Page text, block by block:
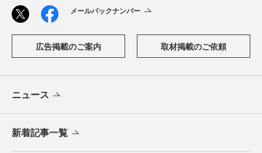
メールバックナンバー
広告掲載のご案内 取材掲載のご依頼
ニュース
新着記事一覧